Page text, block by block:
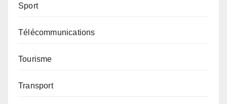
Sport
Télécommunications
Tourisme
Transport